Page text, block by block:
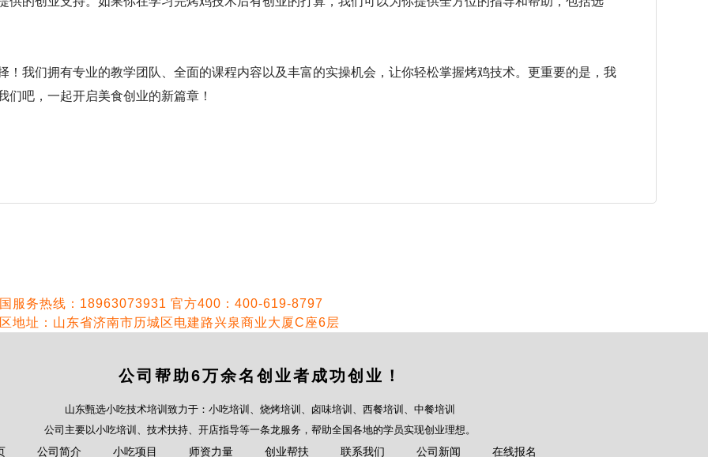
！我们拥有专业的教学团队、全面的课程内容以及丰富的实操机会，让你轻松掌握烤鸡技术。更重要的是，我
吧，一起开启美食创业的新篇章！
服务热线：18963073931 官方400：400-619-8797
地址：山东省济南市历城区电建路兴泉商业大厦C座6层
公司帮助6万余名创业者成功创业！
山东甄选小吃技术培训致力于：小吃培训、烧烤培训、卤味培训、西餐培训、中餐培训
公司主要以小吃培训、技术扶持、开店指导等一条龙服务，帮助全国各地的学员实现创业理想。
公司简介 小吃项目 师资力量 创业帮扶 联系我们 公司新闻 在线报名